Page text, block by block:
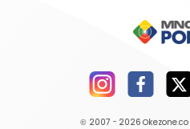
© 2007 - 2026